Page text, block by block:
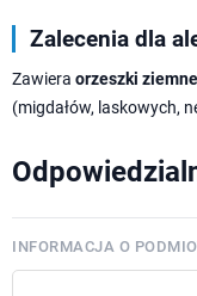
Zalecenia dla
Zawiera orzeszki ziemne
(migdałów, laskowych,
INFORMACJA O